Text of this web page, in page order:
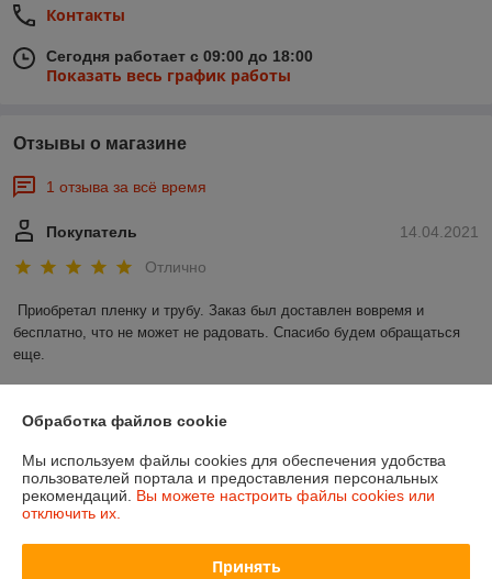
Контакты
Сегодня работает с 09:00 до 18:00
Показать весь график работы
Отзывы о магазине
1 отзыва за всё время
14.04.2021
Покупатель
Отлично
Приобретал пленку и трубу. Заказ был доставлен вовремя и
бесплатно, что не может не радовать. Спасибо будем обращаться
еще.
О нас
Контакты
Обработка файлов cookie
Мы используем файлы cookies для обеспечения удобства
пользователей портала и предоставления персональных
рекомендаций. Вы можете настроить файлы cookies или
отключить их.
Принять